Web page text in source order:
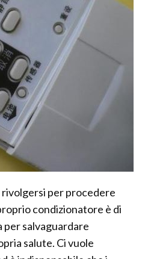
per procedere
condizionatore è di
salvaguardare
salute. Ci vuole